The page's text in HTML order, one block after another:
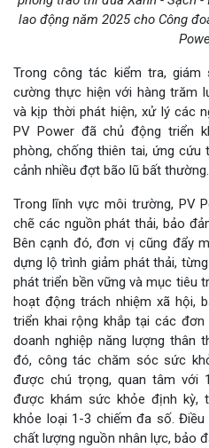
lao động năm 2025 cho Công
Trong công tác kiểm tra, giám
cường thực hiện với hàng trăm
và kịp thời phát hiện, xử lý các
PV Power đã chủ động triển
phòng, chống thiên tai, ứng cứu
cảnh nhiều đợt bão lũ bất thường.
Trong lĩnh vực môi trường, PV
chẽ các nguồn phát thải, bảo
Bên cạnh đó, đơn vị cũng đẩy
dựng lộ trình giảm phát thải,
phát triển bền vững và mục tiêu
hoạt động trách nhiệm xã hội,
triển khai rộng khắp tại các
doanh nghiệp năng lượng thân
đó, công tác chăm sóc sức
được chú trọng, quan tâm với
được khám sức khỏe định kỳ,
khỏe loại 1-3 chiếm đa số.
chất lượng nguồn nhân lực, bảo